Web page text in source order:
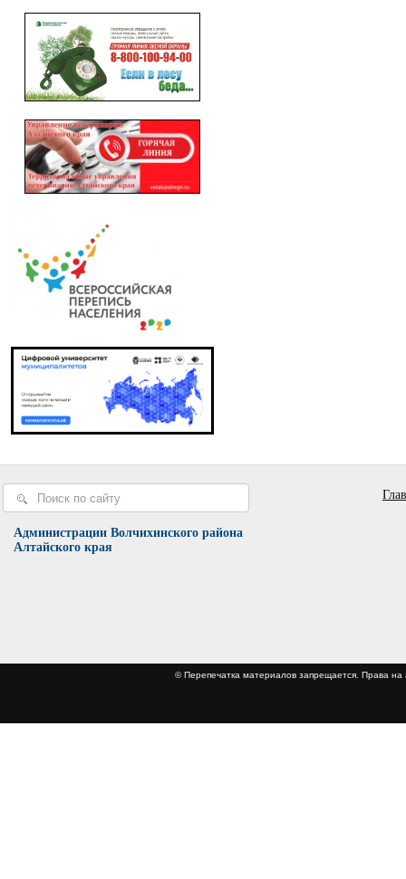
Администрации Волчихинского района
Алтайского края
© Перепечатка материалов запрещается.